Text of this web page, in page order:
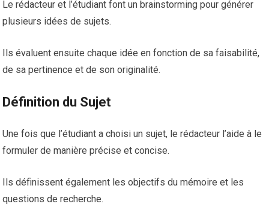
Le rédacteur et l’étudiant font un brainstorming pour générer
plusieurs idées de sujets.
Ils évaluent ensuite chaque idée en fonction de sa faisabilité,
de sa pertinence et de son originalité.
Définition du Sujet
Une fois que l’étudiant a choisi un sujet, le rédacteur l’aide à le
formuler de manière précise et concise.
Ils définissent également les objectifs du mémoire et les
questions de recherche.